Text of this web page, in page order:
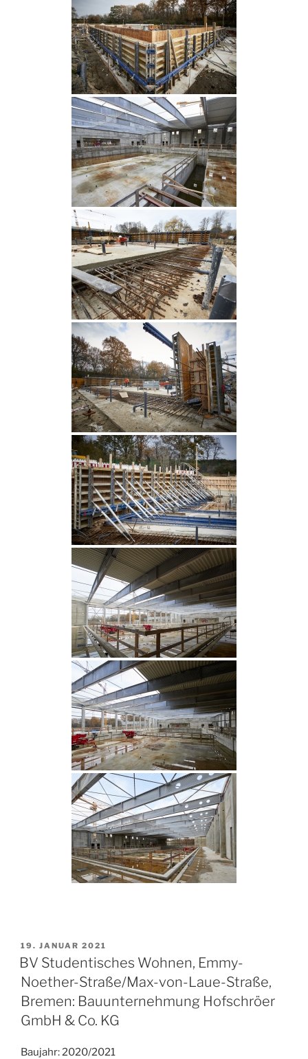
VERÖFFENTLICHT
AM
19. JANUAR 2021
BV Studentisches Wohnen, Emmy-
Noether-Straße/Max-von-Laue-Straße,
Bremen: Bauunternehmung Hofschröer
GmbH & Co. KG
Baujahr: 2020/2021